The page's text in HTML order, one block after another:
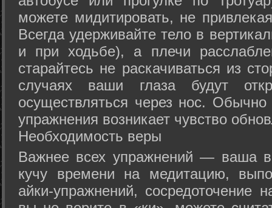
можете мидитировать, не
Всегда удерживайте тело в
и при ходьбе), а плечи
старайтесь не раскачиваться из
случаях ваши глаза будут
осуществляться через нос. Обычно
упражнения возникает чувство
Необходимость веры
Важнее всех упражнений — ваша
кучу времени на медитацию,
айки-упражнений, сосредоточение